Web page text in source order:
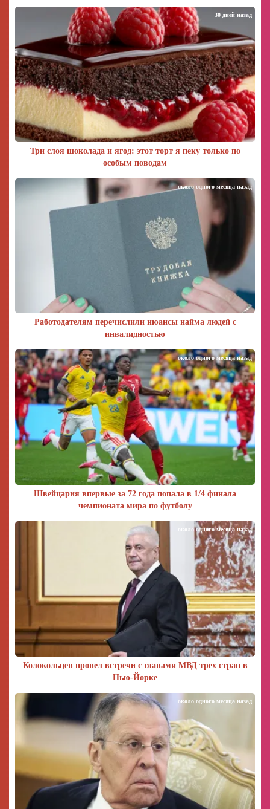
Три слоя шоколада и ягод: этот торт я пеку только по
особым поводам
30 дней назад
Работодателям перечислили нюансы найма людей с
инвалидностью
около одного месяца назад
Швейцария впервые за 72 года попала в 1/4 финала
чемпионата мира по футболу
около одного месяца назад
Колокольцев провел встречи с главами МВД трех стран в
Нью-Йорке
около одного месяца назад
около одного месяца назад